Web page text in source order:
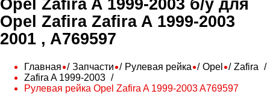
Opel Zafira A 1999-2003 б/у для
Opel Zafira Zafira A 1999-2003
2001 , A769597
Главная Запчасти Рулевая рейка Opel
Zafira
Zafira A 1999-2003
Рулевая рейка Opel Zafira A 1999-2003 A769597